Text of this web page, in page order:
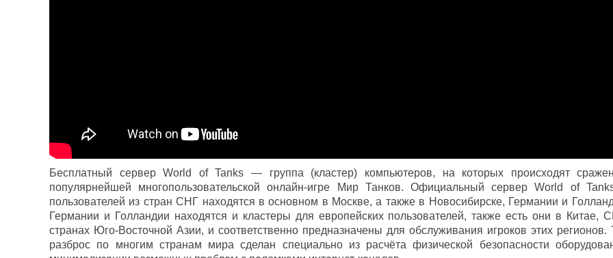
Бесплатный сервер World of Tanks — группа (кластер) компьютеров, на которых происходят
популярнейшей многопользовательской онлайн-игре Мир Танков. Официальный сервер World of
пользователей из стран СНГ находятся в основном в Москве, а также в Новосибирске, Германии и
Германии и Голландии находятся и кластеры для европейских пользователей, также есть они в Китае,
странах Юго-Восточной Азии, и соответственно предназначены для обслуживания игроков этих регионов.
разброс по многим странам мира сделан специально из расчёта физической безопасности